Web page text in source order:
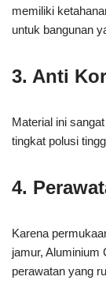
memiliki
untuk bangunan
3. Anti
Material ini
tingkat polusi
4.
Karena
jamur, Aluminium
perawatan yang